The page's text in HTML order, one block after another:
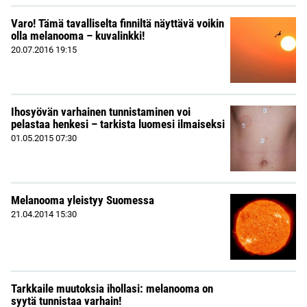
Varo! Tämä tavalliselta finniltä näyttävä voikin
olla melanooma – kuvalinkki!
20.07.2016 19:15
Ihosyövän varhainen tunnistaminen voi
pelastaa henkesi – tarkista luomesi ilmaiseksi
01.05.2015 07:30
Melanooma yleistyy Suomessa
21.04.2014 15:30
Tarkkaile muutoksia ihollasi: melanooma on
syytä tunnistaa varhain!